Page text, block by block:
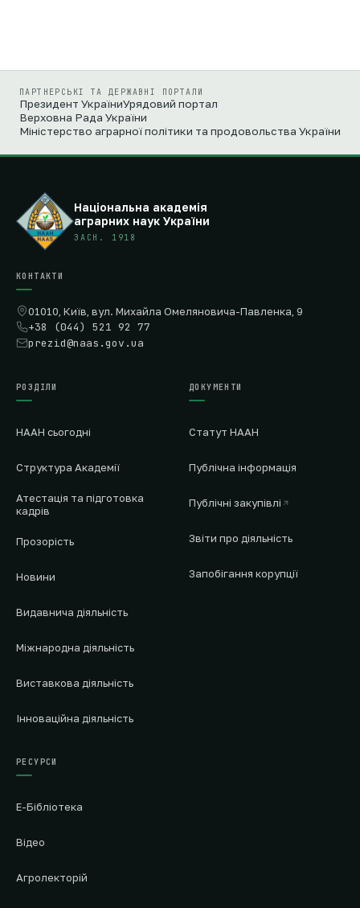
ПАРТНЕРСЬКІ ТА ДЕРЖАВНІ ПОРТАЛИ
Президент УкраїниУрядовий портал
Верховна Рада України
Міністерство аграрної політики та продовольства України
Національна академія
аграрних наук України
ЗАСН. 1918
КОНТАКТИ
01010, Київ, вул. Михайла Омеляновича-Павленка, 9
+38 (044) 521 92 77
prezid@naas.gov.ua
РОЗДІЛИ
НААН сьогодні
Структура Академії
Атестація та підготовка
кадрів
Прозорість
Новини
Видавнича діяльність
Міжнародна діяльність
Виставкова діяльність
Інноваційна діяльність
ДОКУМЕНТИ
Статут НААН
Публічна інформація
Публічні закупівлі
Звіти про діяльність
Запобігання корупції
РЕСУРСИ
Е-Бібліотека
Відео
Агролекторій